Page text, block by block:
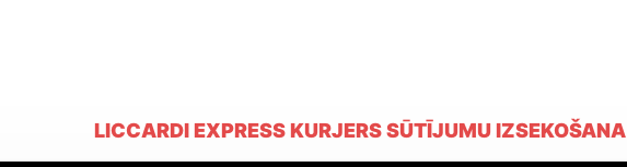
LICCARDI EXPRESS KURJERS SŪTĪJUMU IZSEKOŠANA